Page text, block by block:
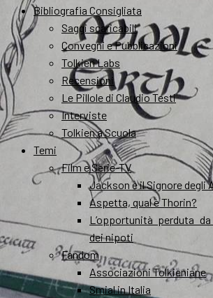
Bibliografia Consigliata
Saggi scaricabili
Convegni e Pubblicazioni
Tolkien Labs
Recensioni
Le Pillole di Claudio Testi
Interviste
Tolkien a Scuola
Temi
Film e Serie-TV
Jackson e il Signore degli
Aspetta, qual è Thorin?
L’opportunità perduta
dei nipoti
Fandom
Associazioni Tolkieniane
Smial in Italia